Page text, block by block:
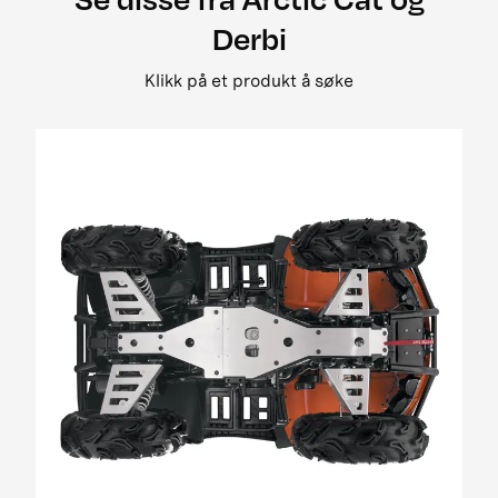
2008 650 3in1 pm street legal my i
2008 650 h1 street legal 0bc69
MY08-MY10 01[1]
2009 400 2x4 og 4x4 EFT
2009 500 TRV EFT PM Street Legal MY09
2009 650 H1 EFT PM T3
2009 700 H1 EFI Cruiser EFT PM Street Legal
MY09
2009 700 H1 EFI EFT Panther EFT PM MY09
2009 700 H1 EFI TRV EFT PM Street Legal MY09
01
Derbi
Klikk på et produkt å søke